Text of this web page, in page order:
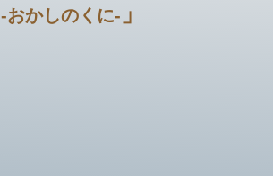
-おかしのくに- 」